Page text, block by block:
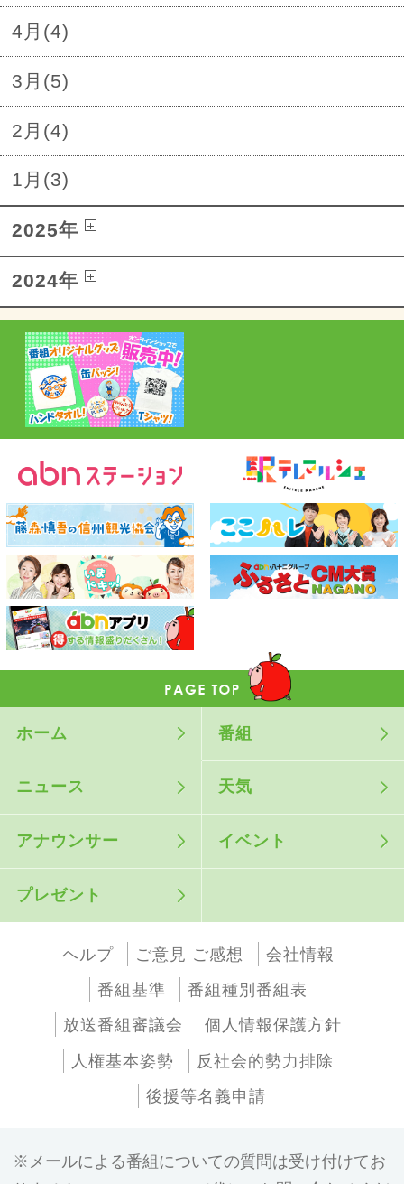
4月(4)
3月(5)
2月(4)
1月(3)
2025年
2024年
ホーム 番組
ニュース 天気
アナウンサー イベント
プレゼント
ヘルプ ご意見 ご感想
会社情報
番組基準
番組種別番組表
放送番組審議会
個人情報保護方針
人権基本姿勢
反社会的勢力排除
後援等名義申請
メールによる番組についての質問は受け付けてお